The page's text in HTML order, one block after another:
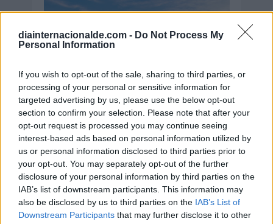
diainternacionalde.com - Do Not Process My
Personal Information
If you wish to opt-out of the sale, sharing to third parties, or
processing of your personal or sensitive information for
targeted advertising by us, please use the below opt-out
section to confirm your selection. Please note that after your
opt-out request is processed you may continue seeing
interest-based ads based on personal information utilized by
us or personal information disclosed to third parties prior to
your opt-out. You may separately opt-out of the further
disclosure of your personal information by third parties on the
IAB’s list of downstream participants. This information may
also be disclosed by us to third parties on the IAB’s List of
Downstream Participants that may further disclose it to other
Secciones destacadas